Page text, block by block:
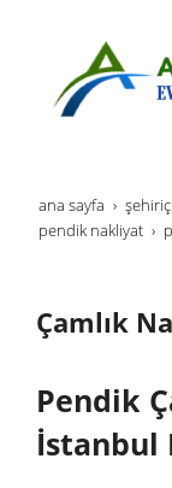
ana sayfa
pendik nakliyat
Çamlık
Pendik
İstanbul